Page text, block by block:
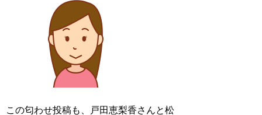
この匂わせ投稿も、戸田恵梨香さんと松